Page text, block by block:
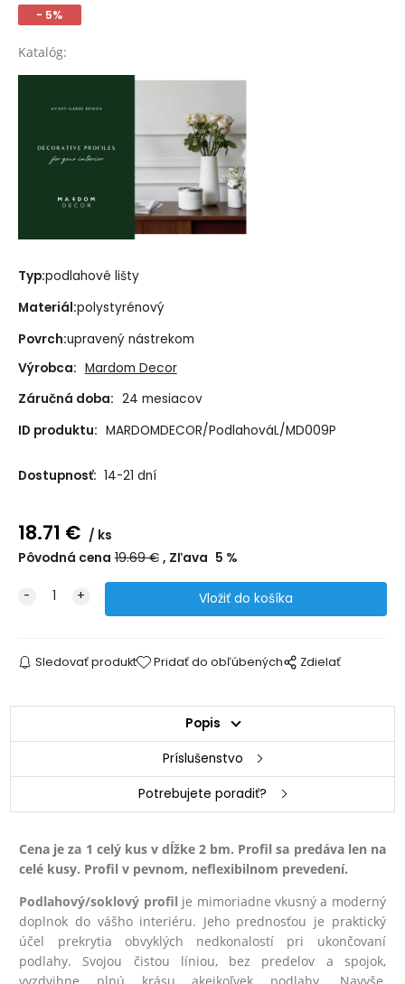
- 5%
Katalóg:
Typ:podlahové lišty
Materiál:polystyrénový
Povrch:upravený nástrekom
Výrobca: Mardom Decor
Záručná doba: 24 mesiacov
ID produktu: MARDOMDECOR/PodlahováL/MD009P
Dostupnosť: 14-21 dní
18.71 €
ks
Pôvodná cena 19.69€ Zľava 5 %
Sledovať produkt Pridať do obľúbených Zdielať
Popis
Príslušenstvo
Potrebujete poradiť?
Cena je za 1 celý kus v dĺžke 2 bm. Profil sa predáva len na
celé kusy. Profil v pevnom, neflexibilnom prevedení.
Podlahový/soklový profil je mimoriadne vkusný a moderný
doplnok do vášho interiéru. Jeho prednosťou je praktický
účel prekrytia obvyklých nedkonalostí pri ukončovaní
podlahy. Svojou čistou líniou, bez predelov a spojok,